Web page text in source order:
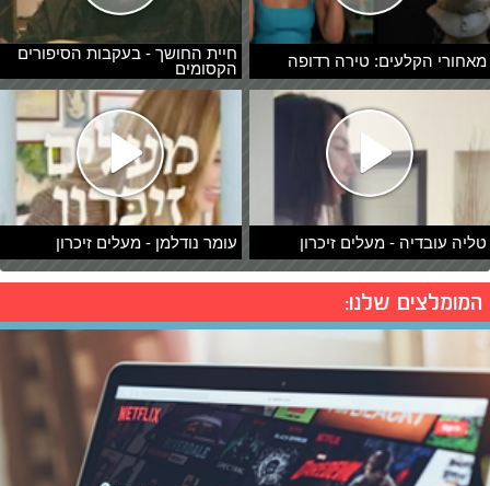
מאחורי הקלעים: טירה רדופה
חיית החושך - בעקבות הסיפורים
הקסומים
טליה עובדיה - מעלים זיכרון עומר נודלמן - מעלים זיכרון
המומלצים שלנו: